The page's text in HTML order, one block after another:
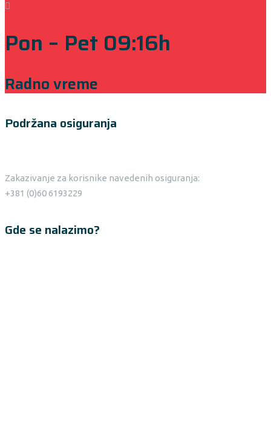
Pon – Pet 09:16h
Radno vreme
Podržana osiguranja
Zakazivanje za korisnike navedenih osiguranja:
+381 (0)60 6193229
Gde se nalazimo?